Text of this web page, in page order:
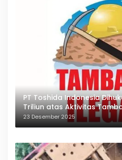
PT Toshida Indonesia
Triliun atas Aktivitas
23 Desember 2025